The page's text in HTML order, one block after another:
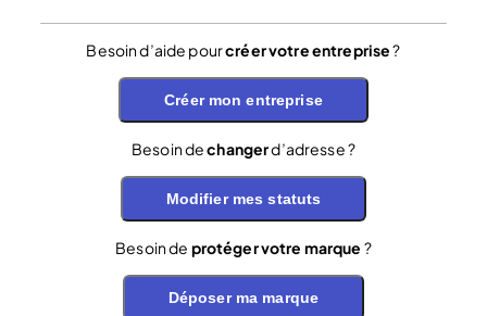
Besoin d’aide pourcréer votre entreprise?
Créer mon entreprise
Besoin dechangerd’adresse ?
Modifier mes statuts
Besoin de protéger votre marque ?
Déposer ma marque